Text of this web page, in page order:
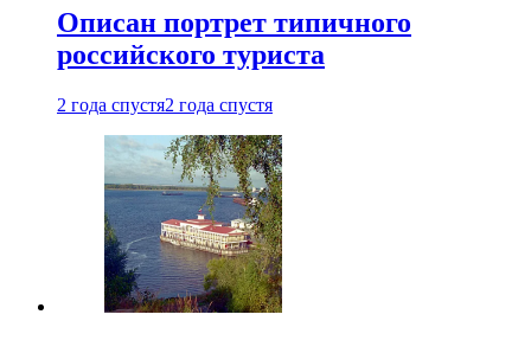
Описан портрет типичного
российского туриста
2 года спустя2 года спустя